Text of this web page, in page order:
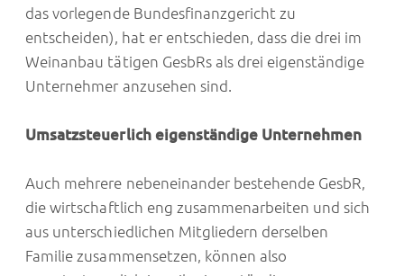
das vorlegende Bundesfinanzgericht zu
entscheiden), hat er entschieden, dass die drei im
Weinanbau tätigen GesbRs als drei eigenständige
Unternehmer anzusehen sind.
Umsatzsteuerlich eigenständige Unternehmen
Auch mehrere nebeneinander bestehende GesbR,
die wirtschaftlich eng zusammenarbeiten und sich
aus unterschiedlichen Mitgliedern derselben
Familie zusammensetzen, können also